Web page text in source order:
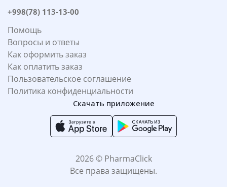
+998(78) 113-13-00
Помощь
Вопросы и ответы
Как оформить заказ
Как оплатить заказ
Пользовательское соглашение
Политика конфиденциальности
Скачать приложение
2026 © PharmaClick
Все права защищены.